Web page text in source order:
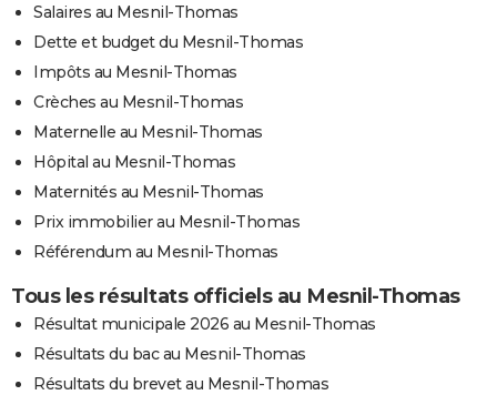
Salaires au Mesnil-Thomas
Dette et budget du Mesnil-Thomas
Impôts au Mesnil-Thomas
Crèches au Mesnil-Thomas
Maternelle au Mesnil-Thomas
Hôpital au Mesnil-Thomas
Maternités au Mesnil-Thomas
Prix immobilier au Mesnil-Thomas
Référendum au Mesnil-Thomas
Tous les résultats officiels au Mesnil-Thomas
Résultat municipale 2026 au Mesnil-Thomas
Résultats du bac au Mesnil-Thomas
Résultats du brevet au Mesnil-Thomas